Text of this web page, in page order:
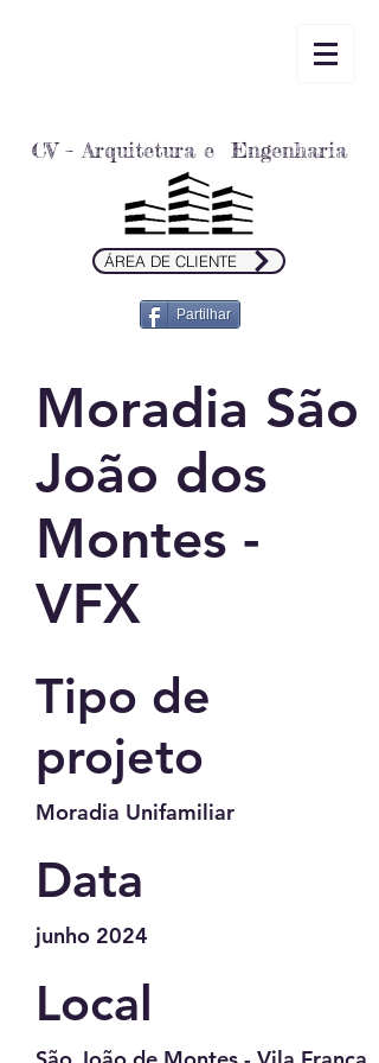
CV – Arquitetura e Engenharia
ÁREA DE CLIENTE
Partilhar
Moradia São
João dos
Montes -
VFX
Tipo de
projeto
Moradia Unifamiliar
Data
junho 2024
Local